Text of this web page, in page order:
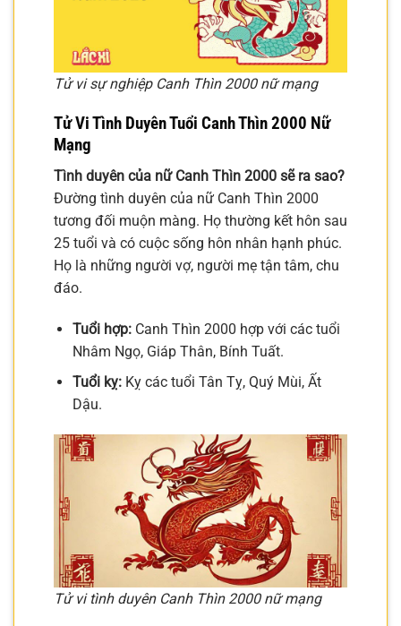
Tử vi sự nghiệp Canh Thìn 2000 nữ mạng
Tử Vi Tình Duyên Tuổi Canh Thìn 2000 Nữ
Mạng
Tình duyên của nữ Canh Thìn 2000 sẽ ra sao?
Đường tình duyên của nữ Canh Thìn 2000
tương đối muộn màng. Họ thường kết hôn sau
25 tuổi và có cuộc sống hôn nhân hạnh phúc.
Họ là những người vợ, người mẹ tận tâm, chu
đáo.
Tuổi hợp:Canh Thìn 2000 hợp với các tuổi
Nhâm Ngọ, Giáp Thân, Bính Tuất.
Tuổi kỵ:Kỵ các tuổi Tân Tỵ, Quý Mùi, Ất
Dậu.
Tử vi tình duyên Canh Thìn 2000 nữ mạng